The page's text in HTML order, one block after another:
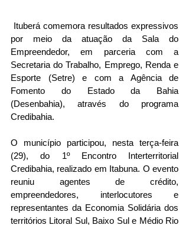
por meio da atuação da Sala do
Empreendedor, em parceria com a
Secretaria do Trabalho, Emprego, Renda e
Esporte (Setre) e com a Agência de
Fomento do Estado da Bahia
(Desenbahia), através do programa
Credibahia.
O município participou, nesta terça-feira
(29), do 1º Encontro Interterritorial
Credibahia, realizado em Itabuna. O evento
reuniu agentes de crédito,
empreendedores, interlocutores e
representantes da Economia Solidária dos
territórios Litoral Sul, Baixo Sul e Médio Rio